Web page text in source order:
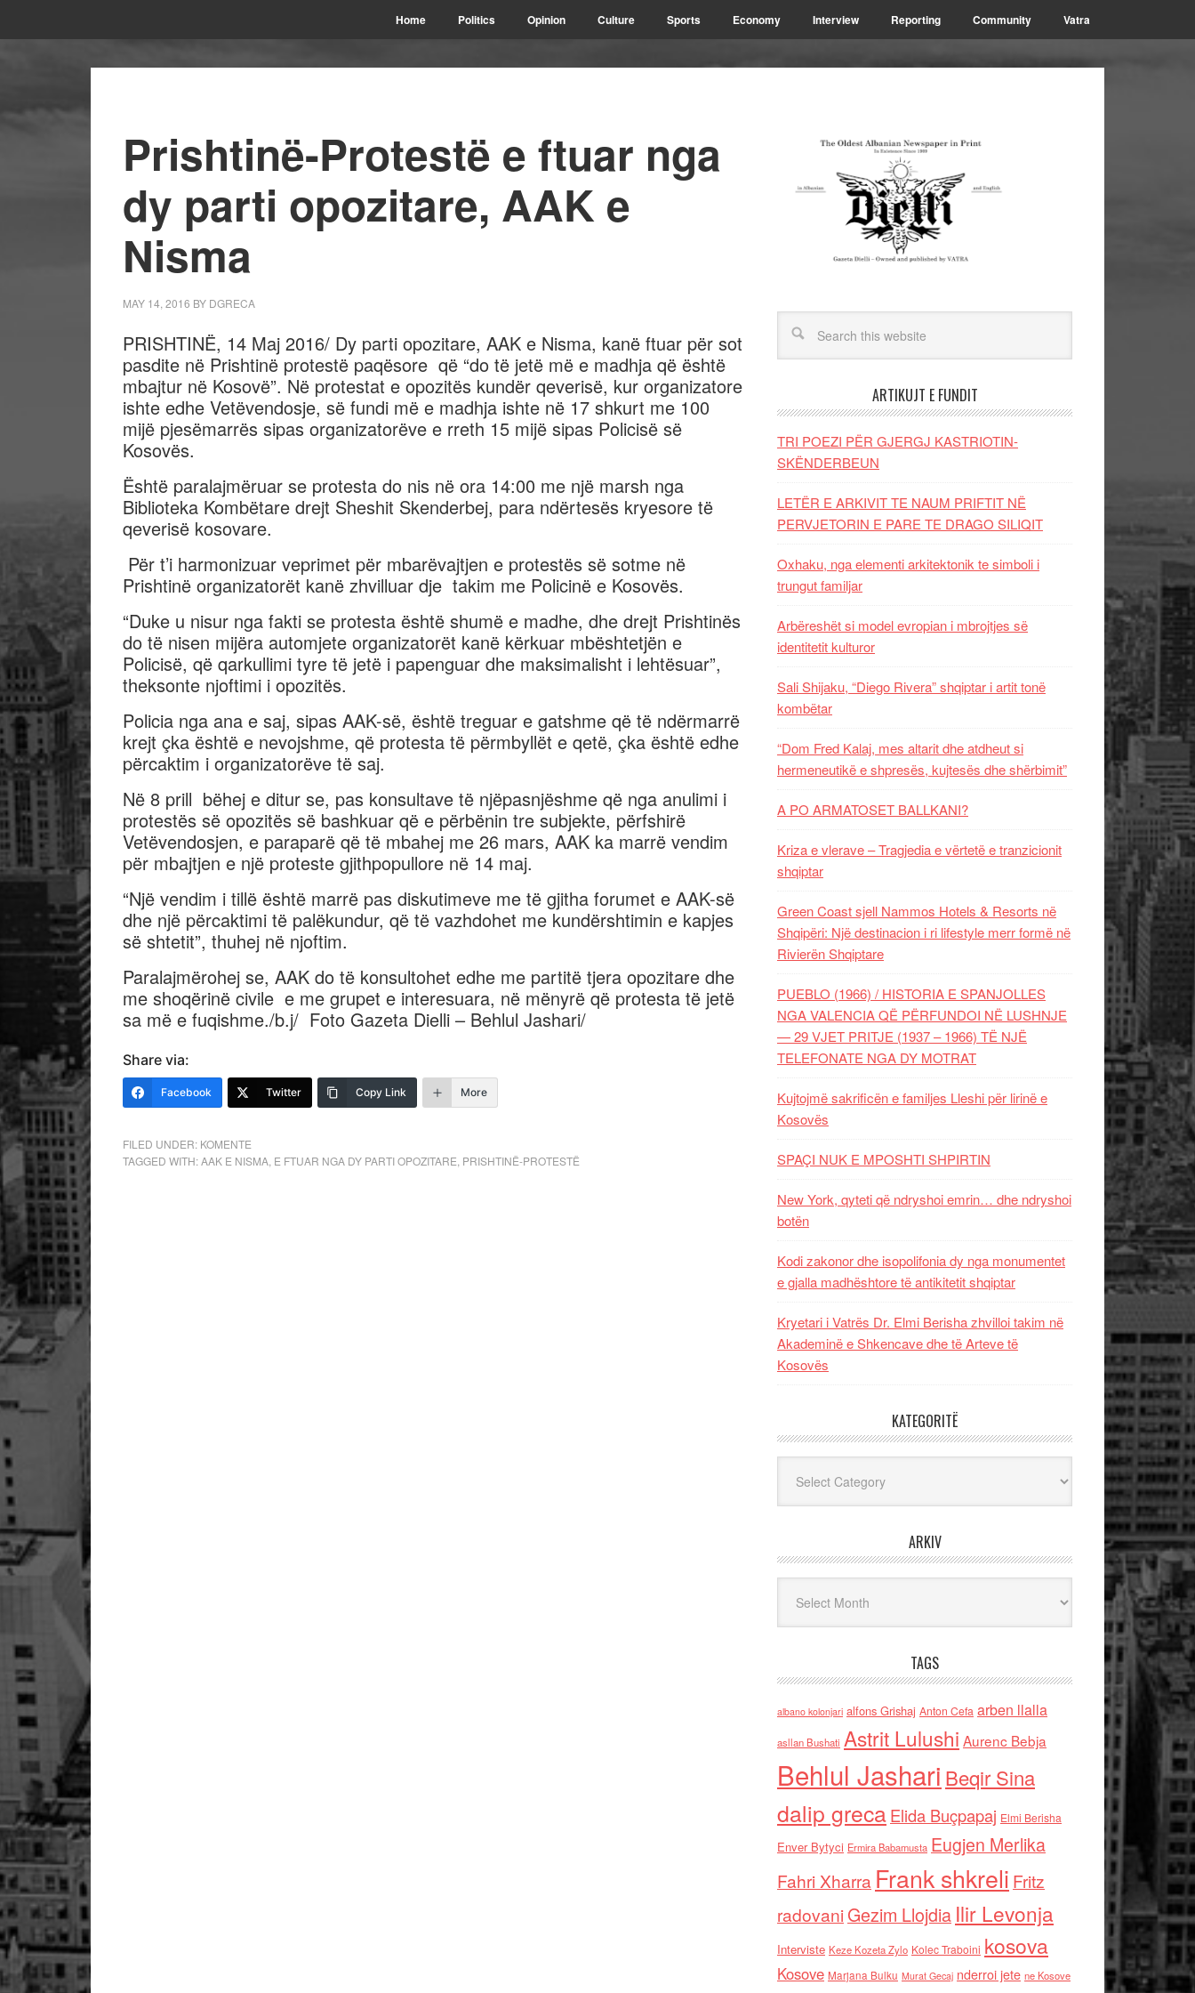
Home Politics Opinion Culture Sports Economy Interview Reporting Community Vatra
Prishtinë-Protestë e ftuar nga
dy parti opozitare, AAK e
Nisma
MAY 14, 2016 BY DGRECA
PRISHTINË, 14 Maj 2016/ Dy parti opozitare, AAK e Nisma, kanë ftuar për sot
pasdite në Prishtinë protestë paqësore që “do të jetë më e madhja që është
mbajtur në Kosovë”. Në protestat e opozitës kundër qeverisë, kur organizatore
ishte edhe Vetëvendosje, së fundi më e madhja ishte në 17 shkurt me 100
mijë pjesëmarrës sipas organizatorëve e rreth 15 mijë sipas Policisë së
Kosovës.
Është paralajmëruar se protesta do nis në ora 14:00 me një marsh nga
Biblioteka Kombëtare drejt Sheshit Skenderbej, para ndërtesës kryesore të
qeverisë kosovare.
Për t’i harmonizuar veprimet për mbarëvajtjen e protestës së sotme në
Prishtinë organizatorët kanë zhvilluar dje takim me Policinë e Kosovës.
“Duke u nisur nga fakti se protesta është shumë e madhe, dhe drejt Prishtinës
do të nisen mijëra automjete organizatorët kanë kërkuar mbështetjën e
Policisë, që qarkullimi tyre të jetë i papenguar dhe maksimalisht i lehtësuar”,
theksonte njoftimi i opozitës.
Policia nga ana e saj, sipas AAK-së, është treguar e gatshme që të ndërmarrë
krejt çka është e nevojshme, që protesta të përmbyllët e qetë, çka është edhe
përcaktim i organizatorëve të saj.
Në 8 prill bëhej e ditur se, pas konsultave të njëpasnjëshme që nga anulimi i
protestës së opozitës së bashkuar që e përbënin tre subjekte, përfshirë
Vetëvendosjen, e paraparë që të mbahej me 26 mars, AAK ka marrë vendim
për mbajtjen e një proteste gjithpopullore në 14 maj.
“Një vendim i tillë është marrë pas diskutimeve me të gjitha forumet e AAK-së
dhe një përcaktimi të palëkundur, që të vazhdohet me kundërshtimin e kapjes
së shtetit”, thuhej në njoftim.
Paralajmërohej se, AAK do të konsultohet edhe me partitë tjera opozitare dhe
me shoqërinë civile e me grupet e interesuara, në mënyrë që protesta të jetë
sa më e fuqishme./b.j/ Foto Gazeta Dielli – Behlul Jashari/
Share via:
Facebook Twitter Copy Link More
FILED UNDER: KOMENTE
TAGGED WITH:AAK E NISMA E FTUAR NGA DY PARTI OPOZITARE PRISHTINË-PROTESTË
ARTIKUJT E FUNDIT
TRI POEZI PËR GJERGJ KASTRIOTIN-
SKËNDERBEUN
LETËR E ARKIVIT TE NAUM PRIFTIT NË
PERVJETORIN E PARE TE DRAGO SILIQIT
Oxhaku, nga elementi arkitektonik te simboli i
trungut familjar
Arbëreshët si model evropian i mbrojtjes së
identitetit kulturor
Sali Shijaku, “Diego Rivera” shqiptar i artit tonë
kombëtar
“Dom Fred Kalaj, mes altarit dhe atdheut si
hermeneutikë e shpresës, kujtesës dhe shërbimit”
A PO ARMATOSET BALLKANI?
Kriza e vlerave – Tragjedia e vërtetë e tranzicionit
shqiptar
Green Coast sjell Nammos Hotels & Resorts në
Shqipëri: Një destinacion i ri lifestyle merr formë në
Rivierën Shqiptare
PUEBLO (1966) / HISTORIA E SPANJOLLES
NGA VALENCIA QË PËRFUNDOI NË LUSHNJE
— 29 VJET PRITJE (1937 – 1966) TË NJË
TELEFONATE NGA DY MOTRAT
Kujtojmë sakrificën e familjes Lleshi për lirinë e
Kosovës
SPAÇI NUK E MPOSHTI SHPIRTIN
New York, qyteti që ndryshoi emrin… dhe ndryshoi
botën
Kodi zakonor dhe isopolifonia dy nga monumentet
e gjalla madhështore të antikitetit shqiptar
Kryetari i Vatrës Dr. Elmi Berisha zhvilloi takim në
Akademinë e Shkencave dhe të Arteve të
Kosovës
KATEGORITË
ARKIV
TAGS
albano kolonjari alfons Grishaj Anton Cefa arben llalla
asllan Bushati Astrit Lulushi Aurenc Bebja
Behlul Jashari Beqir Sina
dalip grecaElida Buçpapaj Elmi Berisha
Enver Bytyci Ermira Babamusta Eugjen Merlika
Fahri Xharra Frank shkreli Fritz
radovaniGezim Llojdia Ilir Levonja
Interviste Keze Kozeta Zylo Kolec Traboini kosova
Kosove Marjana Bulku Murat Gecaj nderroi jete ne Kosove